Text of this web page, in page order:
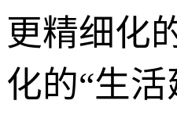
更精细化
化的“生活